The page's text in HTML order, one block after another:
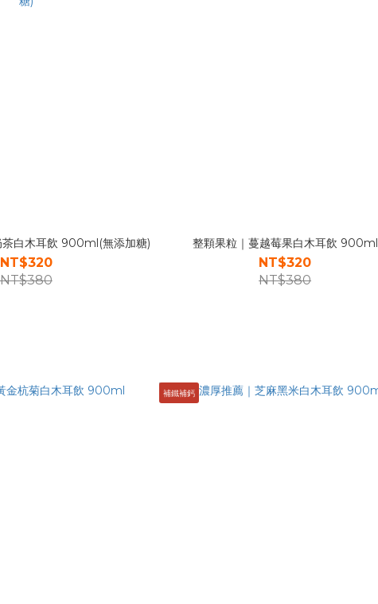
茶白木耳飲 900ml(無添加糖)
NT$320
NT$380
整顆果粒｜蔓越莓果白木耳飲 900ml
NT$320
NT$380
補鐵補鈣